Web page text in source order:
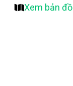
Xem bản đồ